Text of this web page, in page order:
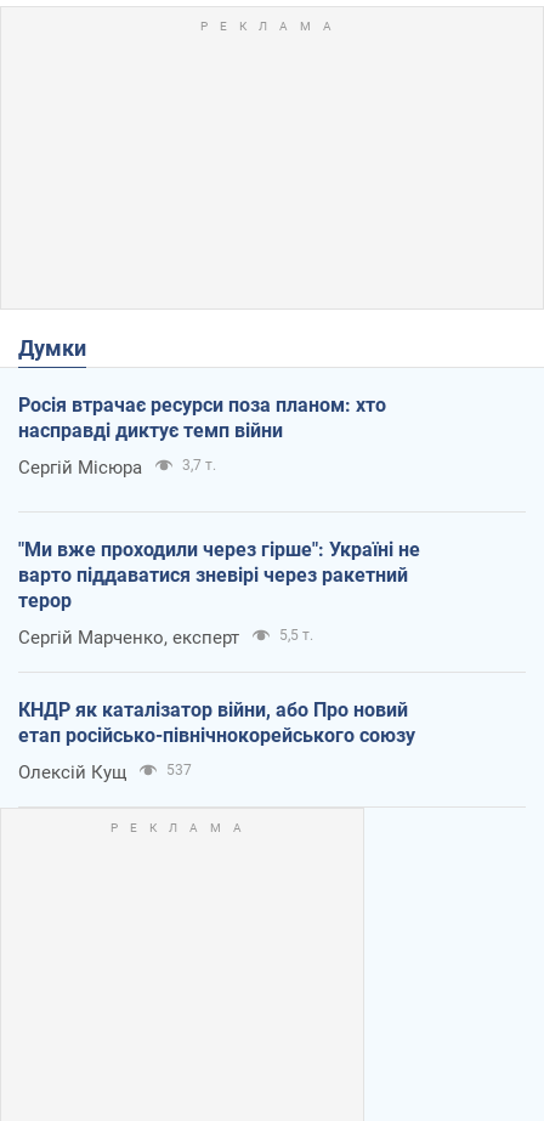
Думки
Росія втрачає ресурси поза планом: хто
насправді диктує темп війни
Сергій Місюра 3,7 т.
"Ми вже проходили через гірше": Україні не
варто піддаватися зневірі через ракетний
терор
Сергій Марченко, експерт 5,5 т.
КНДР як каталізатор війни, або Про новий
етап російсько-північнокорейського союзу
Олексій Кущ 537